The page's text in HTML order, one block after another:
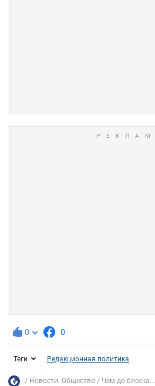
0 0
Теги Редакционная политика
Новости. Общество Чем до блеска...